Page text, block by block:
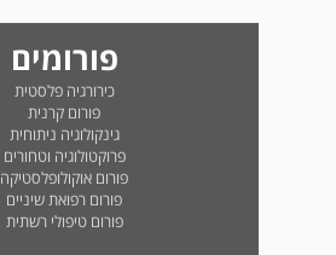
פורומים
כירורגיה פלסטית
פורום קרנית
גינקולוגיה ניתוחית
פרוקטולוגיה וטחורים
פורום אוקולופלסטיקה
פורום רפואת שיניים
פורום טיפולי רשתית